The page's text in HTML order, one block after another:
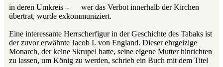
in deren Umkreis –
wer das Verbot innerhalb der Kirchen
übertrat, wurde exkommuniziert.
Eine interessante Herrscherfigur in der Geschichte des Tabaks ist
der zuvor erwähnte Jacob I. von England. Dieser ehrgeizige
Monarch, der keine Skrupel hatte, seine eigene Mutter hinrichten
zu lassen, um König zu werden, schrieb ein Buch mit dem Titel